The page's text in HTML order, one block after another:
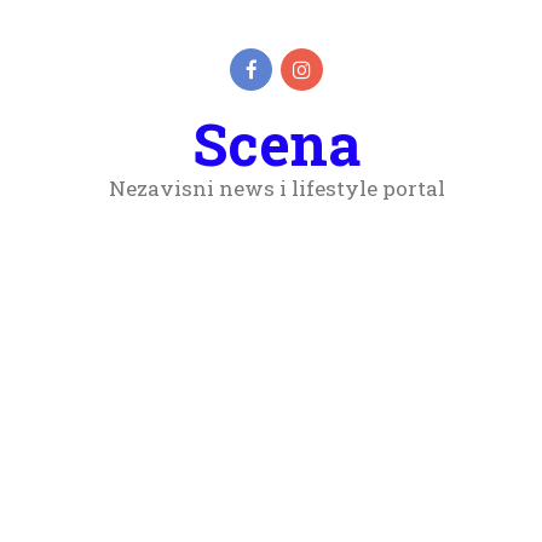
Scena
Nezavisni news i lifestyle portal